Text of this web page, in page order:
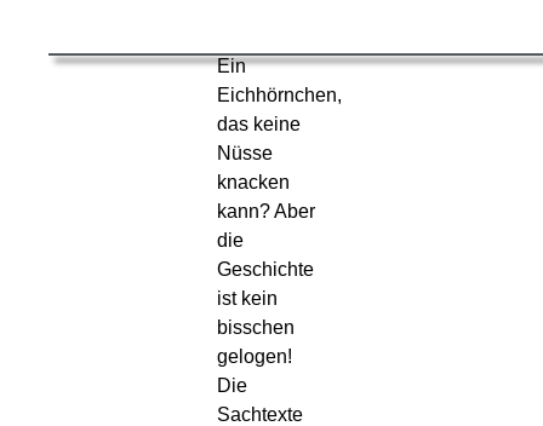
Ein
Eichhörnchen,
das keine
Nüsse
knacken
kann? Aber
die
Geschichte
ist kein
bisschen
gelogen!
Die
Sachtexte